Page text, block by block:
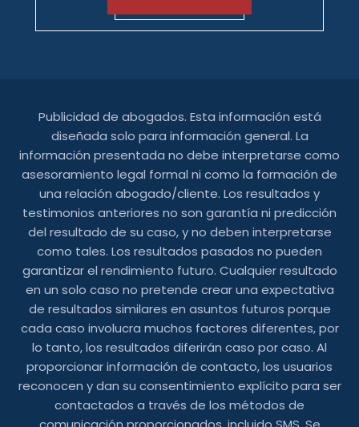
Publicidad de abogados. Esta información está
diseñada solo para información general. La
información presentada no debe interpretarse como
asesoramiento legal formal ni como la formación de
una relación abogado/cliente. Los resultados y
testimonios anteriores no son garantía ni predicción
del resultado de su caso, y no deben interpretarse
como tales. Los resultados pasados ​​no pueden
garantizar el rendimiento futuro. Cualquier resultado
en un solo caso no pretende crear una expectativa
de resultados similares en asuntos futuros porque
cada caso involucra muchos factores diferentes, por
lo tanto, los resultados diferirán caso por caso. Al
proporcionar información de contacto, los usuarios
reconocen y dan su consentimiento explícito para ser
contactados a través de los métodos de